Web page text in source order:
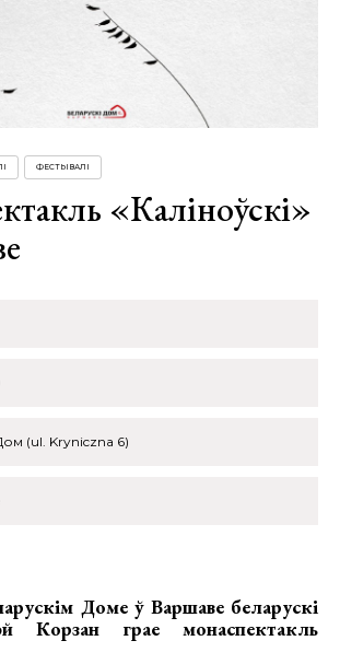
ФЕСТЫВАЛІ
«Каліноўскі»
(ul. Kryniczna 6)
Доме ў Варшаве беларускі
Корзан грае монаспектакль